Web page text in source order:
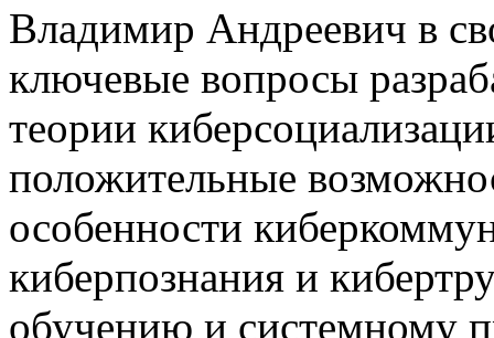
Владимир Андреевич в
ключевые вопросы
теории
положительные
особенности
киберпознания и
обучению и системному